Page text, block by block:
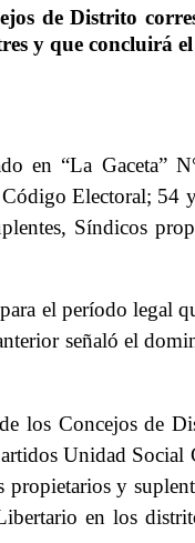
de Distrito
y que concluirá
en “La Gaceta”
Electoral;
Síndicos
el período legal
señaló el
los Concejos de
Unidad
y
en los